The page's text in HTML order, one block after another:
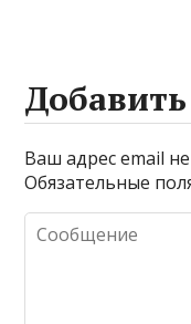
Ваш адрес email
Обязательные